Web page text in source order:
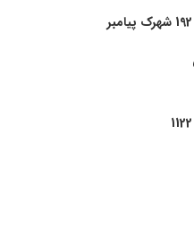
دفتر پیشخوان دولت شماره 192 شهرک پیامبر